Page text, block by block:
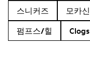
스니커즈
모카신
펌프스/힐
Clogs